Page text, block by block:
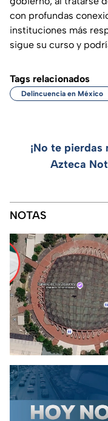
con profundas
instituciones más
sigue su curso y
Tags relacionados
Delincuencia en México
¡No te
Azteca
NOTAS